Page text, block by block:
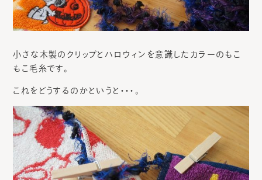
小さな木製のクリップとハロウィンを意識したカラーのもこ
もこ毛糸です。
これをどうするのかというと・・・。